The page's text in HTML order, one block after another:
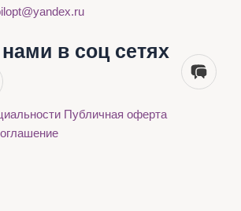
в соц сетях
Публичная оферта